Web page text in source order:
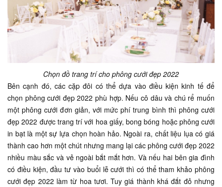
Chọn đồ trang trí cho phông cưới đẹp 2022
Bên cạnh đó, các cặp đôi có thể dựa vào điều kiện kinh tế để
chọn phông cưới đẹp 2022 phù hợp. Nếu cô dâu và chú rể muốn
một phông cưới đơn giản, với mức phí trung bình thì phông cưới
đẹp 2022 được trang trí với hoa giấy, bong bóng hoặc phông cưới
in bạt là một sự lựa chọn hoàn hảo. Ngoài ra, chất liệu lụa có giá
thành cao hơn một chút nhưng mang lại các phông cưới đẹp 2022
nhiều màu sắc và vẻ ngoài bắt mắt hơn. Và nếu hai bên gia đình
có điều kiện, đầu tư vào buổi lễ cưới thì có thể tham khảo phông
cưới đẹp 2022 làm từ hoa tươi. Tuy giá thành khá đắt đỏ nhưng